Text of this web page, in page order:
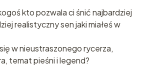
kto pozwala ci śnić najbardziej
realistyczny sen jaki miałeś w
w nieustraszonego rycerza,
temat pieśni i legend?